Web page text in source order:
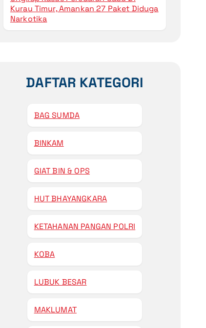
Kurau Timur, Amankan 27 Paket Diduga
Narkotika
DAFTAR KATEGORI
BAG SUMDA
BINKAM
GIAT BIN & OPS
HUT BHAYANGKARA
KETAHANAN PANGAN POLRI
KOBA
LUBUK BESAR
MAKLUMAT